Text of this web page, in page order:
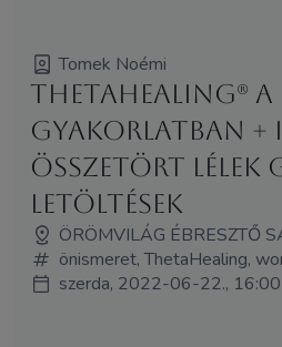
Tomek Noémi
ThetaHealing® a
gyakorlatban +
összetört lélek
letöltések
ÖRÖMVILÁG ÉBRESZTŐ
önismeret, ThetaHealing,
szerda, 2022-06-22.,